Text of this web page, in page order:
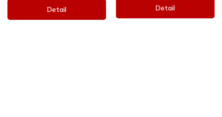
Detail Detail